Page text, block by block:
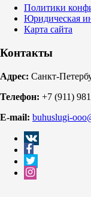
Политики
Юридическая
Карта сайта
Контакты
Адрес: Санкт-
Телефон: +7 (911)
E-mail: buhuslugi-